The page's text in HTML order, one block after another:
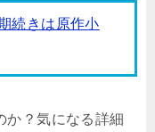
続きは原作小
か？気になる詳細